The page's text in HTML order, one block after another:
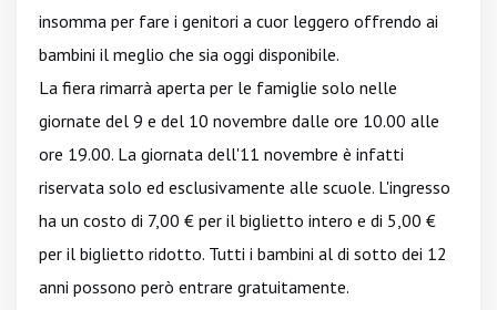
insomma per fare i genitori a cuor leggero offrendo ai
bambini il meglio che sia oggi disponibile.
La fiera rimarrà aperta per le famiglie solo nelle
giornate del 9 e del 10 novembre dalle ore 10.00 alle
ore 19.00. La giornata dell'11 novembre è infatti
riservata solo ed esclusivamente alle scuole. L'ingresso
ha un costo di 7,00 € per il biglietto intero e di 5,00 €
per il biglietto ridotto. Tutti i bambini al di sotto dei 12
anni possono però entrare gratuitamente.